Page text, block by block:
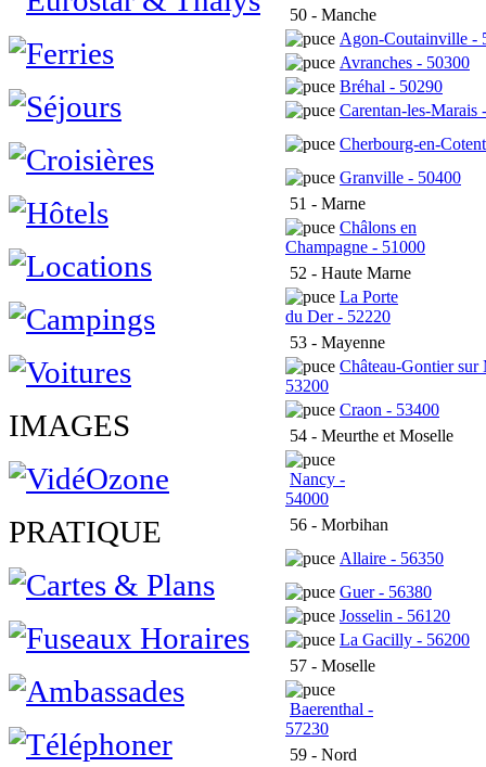
IMAGES
PRATIQUE
50 - Manche
Agon-Coutainville -
Avranches - 50300
Bréhal - 50290
Carentan-les-Marais
Cherbourg-en-
Granville - 50400
51 - Marne
Châlons en
Champagne - 51000
52 - Haute Marne
La Porte
du Der - 52220
53 - Mayenne
Château-Gontier sur
53200
Craon - 53400
54 - Meurthe et Moselle
Nancy -
54000
56 - Morbihan
Allaire - 56350
Guer - 56380
Josselin - 56120
La Gacilly - 56200
57 - Moselle
Baerenthal -
57230
59 - Nord